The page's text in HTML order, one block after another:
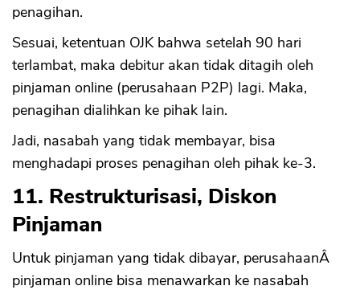
penagihan.
Sesuai, ketentuan OJK bahwa setelah 90 hari
terlambat, maka debitur akan tidak ditagih oleh
pinjaman online (perusahaan P2P) lagi. Maka,
penagihan dialihkan ke pihak lain.
Jadi, nasabah yang tidak membayar, bisa
menghadapi proses penagihan oleh pihak ke-3.
11. Restrukturisasi, Diskon
Pinjaman
Untuk pinjaman yang tidak dibayar, perusahaanÂ
pinjaman online bisa menawarkan ke nasabah